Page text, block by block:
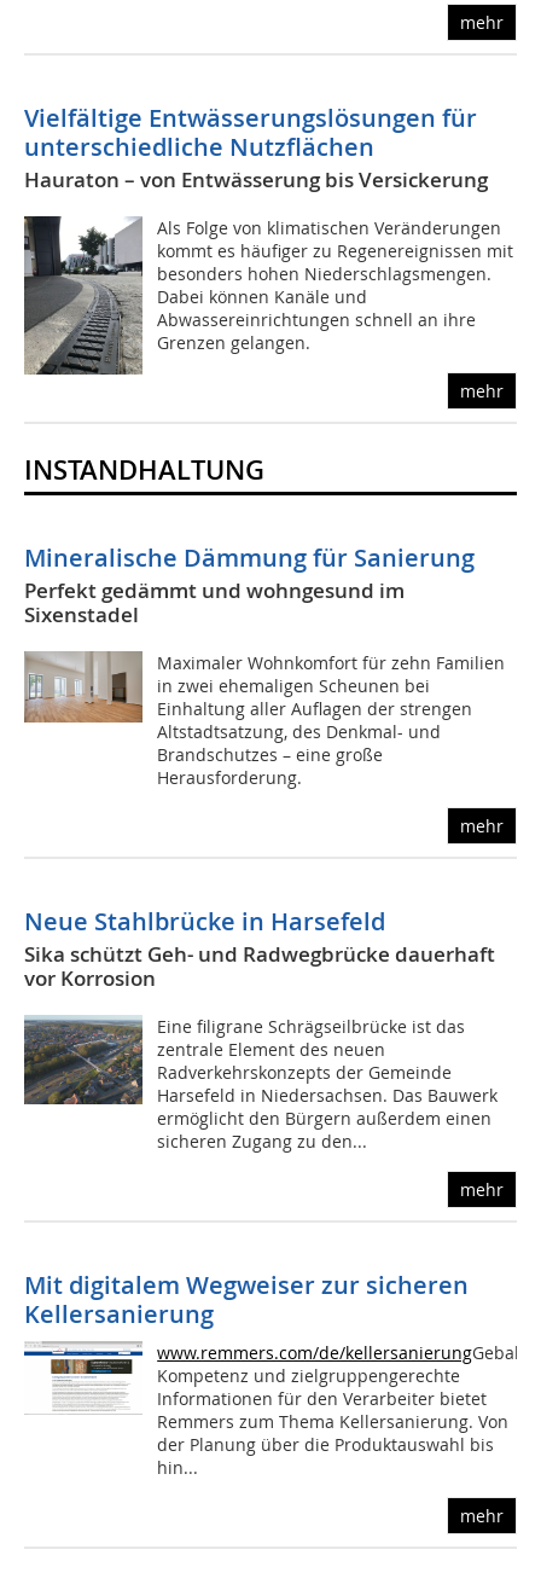
mehr
Vielfältige Entwässerungslösungen für
unterschiedliche Nutzflächen
Hauraton – von Entwässerung bis Versickerung
Als Folge von klimatischen Veränderungen
kommt es häufiger zu Regenereignissen mit
besonders hohen Niederschlagsmengen.
Dabei können Kanäle und
Abwassereinrichtungen schnell an ihre
Grenzen gelangen.
mehr
INSTANDHALTUNG
Mineralische Dämmung für Sanierung
Perfekt gedämmt und wohngesund im
Sixenstadel
Maximaler Wohnkomfort für zehn Familien
in zwei ehemaligen Scheunen bei
Einhaltung aller Auflagen der strengen
Altstadtsatzung, des Denkmal- und
Brandschutzes – eine große
Herausforderung.
mehr
Neue Stahlbrücke in Harsefeld
Sika schützt Geh- und Radwegbrücke dauerhaft
vor Korrosion
Eine filigrane Schrägseilbrücke ist das
zentrale Element des neuen
Radverkehrskonzepts der Gemeinde
Harsefeld in Niedersachsen. Das Bauwerk
ermöglicht den Bürgern außerdem einen
sicheren Zugang zu den...
mehr
Mit digitalem Wegweiser zur sicheren
Kellersanierung
www.remmers.com/de/kellersanierungGeballte
Kompetenz und zielgruppengerechte
Informationen für den Verarbeiter bietet
Remmers zum Thema Kellersanierung. Von
der Planung über die Produktauswahl bis
hin...
mehr